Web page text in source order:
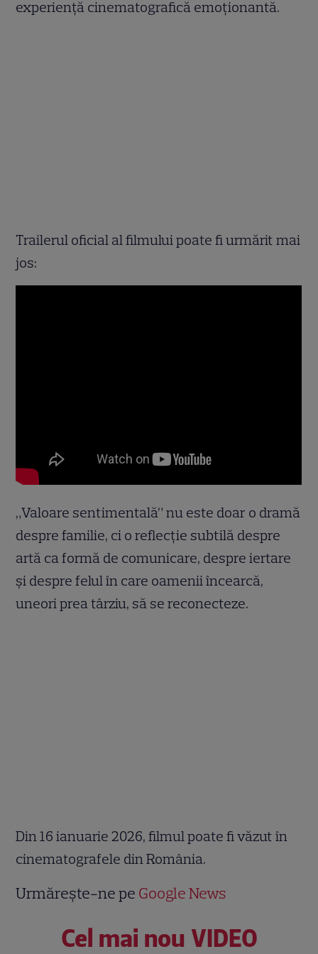
experiență cinematografică emoționantă.
Trailerul oficial al filmului poate fi urmărit mai
jos:
„Valoare sentimentală” nu este doar o dramă
despre familie, ci o reflecție subtilă despre
artă ca formă de comunicare, despre iertare
și despre felul în care oamenii încearcă,
uneori prea târziu, să se reconecteze.
Din 16 ianuarie 2026, filmul poate fi văzut în
cinematografele din România.
Urmărește-ne pe Google News
Cel mai nou VIDEO